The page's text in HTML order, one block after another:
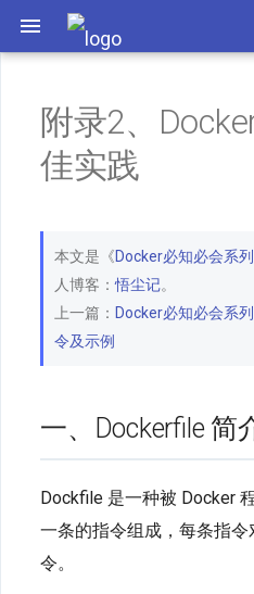
一、Dockerfile 简介
二、Dockerfile 编写建议
LABEL（向镜像添加元数据）
RUN（一般用于安装软件）
ENV（设置环境变量）
附录2、
佳实践
本文是《Docker必知必会系列
人博客：悟尘记。
上一篇： Docker必知必会系
令及示例
一、Dockerfile 简
Dockfile 是一种被 Docker
一条的指令组成，每条指
令。